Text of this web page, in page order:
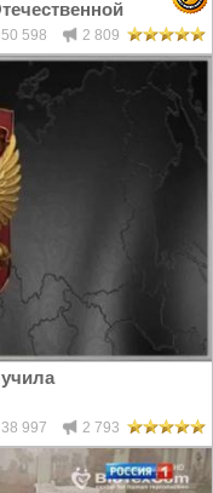
50 598 2 809
38 997 2 793